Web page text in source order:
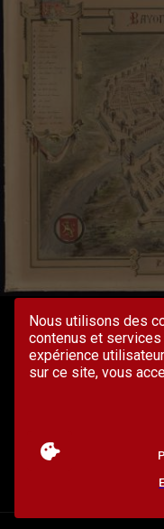
Nous utilisons des
contenus et services
expérience
sur ce site, vous